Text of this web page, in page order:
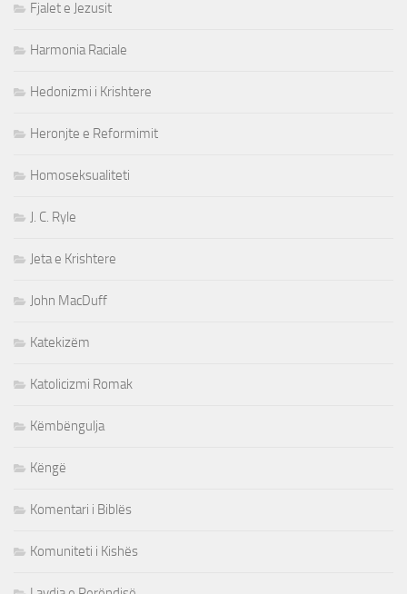
Fjalet e Jezusit
Harmonia Raciale
Hedonizmi i Krishtere
Heronjte e Reformimit
Homoseksualiteti
J. C. Ryle
Jeta e Krishtere
John MacDuff
Katekizëm
Katolicizmi Romak
Këmbëngulja
Këngë
Komentari i Biblës
Komuniteti i Kishës